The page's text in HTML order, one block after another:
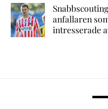
anfallaren
intresserade